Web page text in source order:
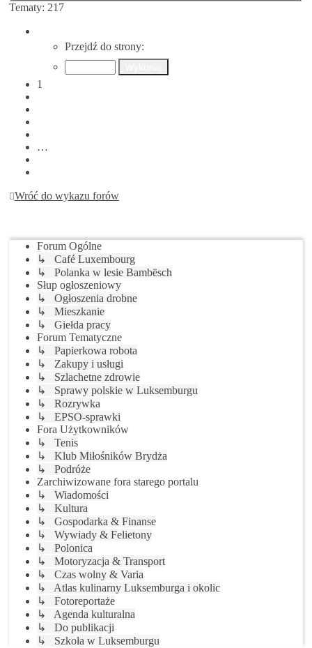
Tematy: 217
Przejdź do strony:
1
…
Wróć do wykazu forów
Forum Ogólne
↳ Café Luxembourg
↳ Polanka w lesie Bambësch
Słup ogłoszeniowy
↳ Ogłoszenia drobne
↳ Mieszkanie
↳ Giełda pracy
Forum Tematyczne
↳ Papierkowa robota
↳ Zakupy i usługi
↳ Szlachetne zdrowie
↳ Sprawy polskie w Luksemburgu
↳ Rozrywka
↳ EPSO-sprawki
Fora Użytkowników
↳ Tenis
↳ Klub Miłośników Brydża
↳ Podróże
Zarchiwizowane fora starego portalu
↳ Wiadomości
↳ Kultura
↳ Gospodarka & Finanse
↳ Wywiady & Felietony
↳ Polonica
↳ Motoryzacja & Transport
↳ Czas wolny & Varia
↳ Atlas kulinarny Luksemburga i okolic
↳ Fotoreportaże
↳ Agenda kulturalna
↳ Do publikacji
↳ Szkoła w Luksemburgu